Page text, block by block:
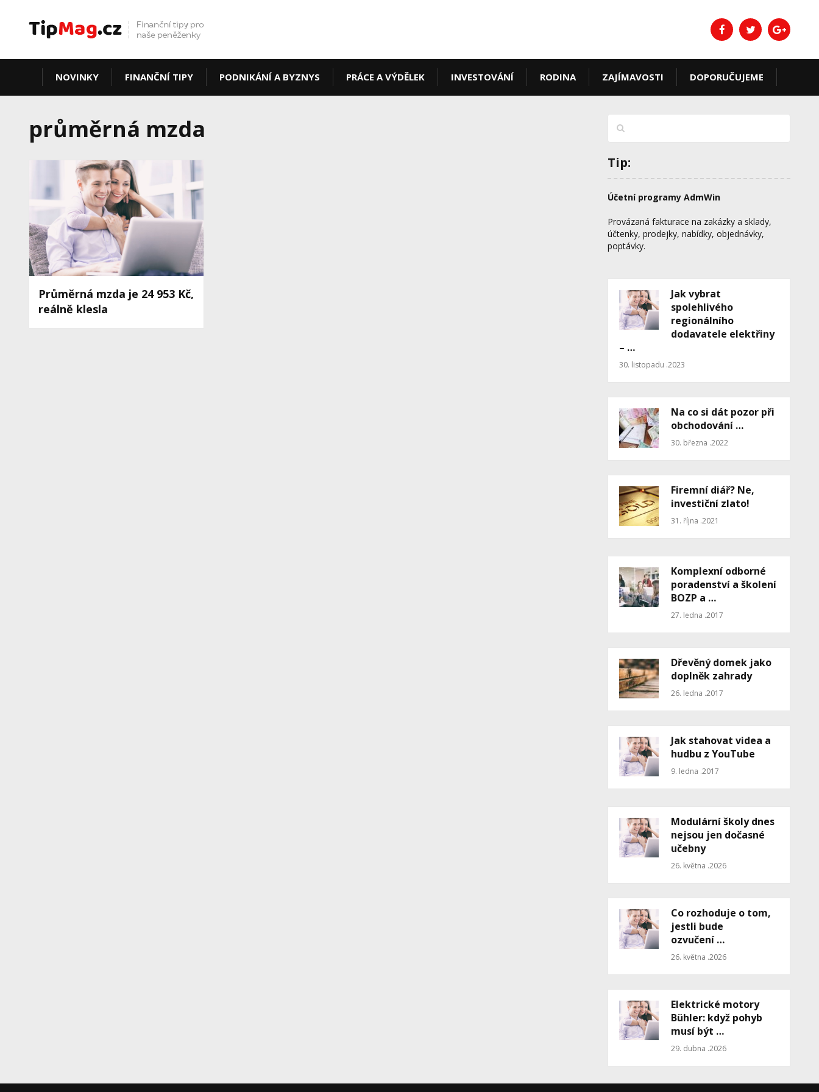
NOVINKY FINANČNÍ TIPY PODNIKÁNÍ A BYZNYS PRÁCE A VÝDĚLEK INVESTOVÁNÍ RODINA ZAJÍMAVOSTI DOPORUČUJEME
průměrná mzda
Průměrná mzda je 24 953 Kč,
reálně klesla
Tip:
Účetní programy AdmWin
Provázaná fakturace na zakázky a sklady,
účtenky, prodejky, nabídky, objednávky,
poptávky.
Jak vybrat
spolehlivého
regionálního
dodavatele elektřiny
– …
30. listopadu .2023
Na co si dát pozor při
obchodování …
30. března .2022
Firemní diář? Ne,
investiční zlato!
31. října .2021
Komplexní odborné
poradenství a školení
BOZP a …
27. ledna .2017
Dřevěný domek jako
doplněk zahrady
26. ledna .2017
Jak stahovat videa a
hudbu z YouTube
9. ledna .2017
Modulární školy dnes
nejsou jen dočasné
učebny
26. května .2026
Co rozhoduje o tom,
jestli bude
ozvučení …
26. května .2026
Elektrické motory
Bühler: když pohyb
musí být …
29. dubna .2026